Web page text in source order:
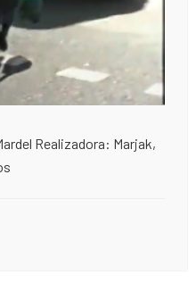
Realizadora: Marjak,